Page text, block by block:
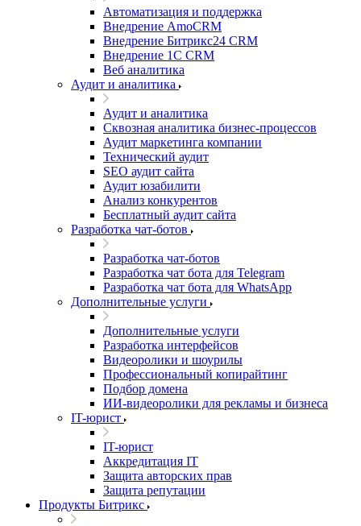
Автоматизация и поддержка
Внедрение AmoCRM
Внедрение Битрикс24 CRM
Внедрение 1C CRM
Веб аналитика
Аудит и аналитика
Аудит и аналитика
Сквозная аналитика бизнес-процессов
Аудит маркетинга компании
Технический аудит
SEO аудит сайта
Аудит юзабилити
Анализ конкурентов
Бесплатный аудит сайта
Разработка чат-ботов
Разработка чат-ботов
Разработка чат бота для Telegram
Разработка чат бота для WhatsApp
Дополнительные услуги
Дополнительные услуги
Разработка интерфейсов
Видеоролики и шоурилы
Профессиональный копирайтинг
Подбор домена
ИИ-видеоролики для рекламы и бизнеса
IT-юрист
IT-юрист
Аккредитация IT
Защита авторских прав
Защита репутации
Продукты Битрикс